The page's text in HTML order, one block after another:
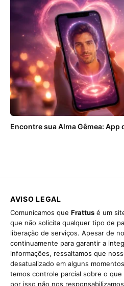
Encontre sua Alma Gêmea:
AVISO LEGAL
Comunicamos que Frattus é um
que não solicita qualquer tipo de
liberação de serviços. Apesar de
continuamente para garantir a
informações, ressaltamos que
desatualizado em alguns
temos controle parcial sobre o
por isso não nos